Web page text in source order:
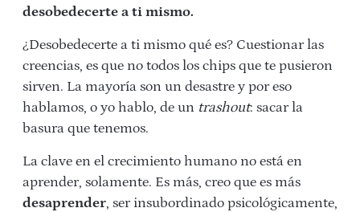
desobedecerte a ti mismo.
¿Desobedecerte a ti mismo qué es? Cuestionar las
creencias, es que no todos los chips que te pusieron
sirven. La mayoría son un desastre y por eso
hablamos, o yo hablo, de un trashout: sacar la
basura que tenemos.
La clave en el crecimiento humano no está en
aprender, solamente. Es más, creo que es más
desaprender, ser insubordinado psicológicamente,